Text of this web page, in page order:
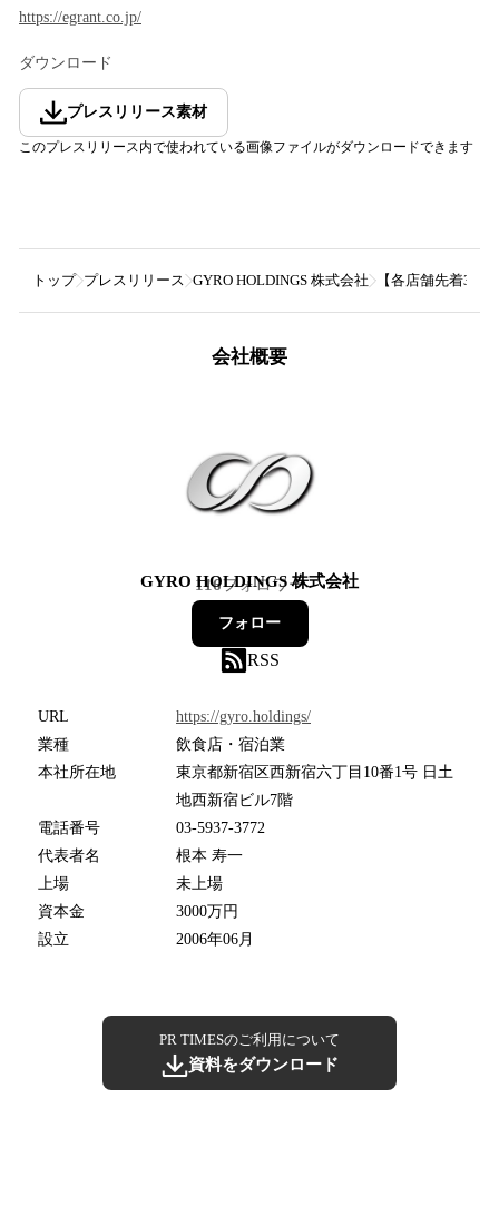
https://egrant.co.jp/
ダウンロード
プレスリリース素材
このプレスリリース内で使われている画像ファイルがダウンロードできます
トップ プレスリリース GYRO HOLDINGS 株式会社 【各店舗先着300
会社概要
GYRO HOLDINGS 株式会社
116フォロワー
フォロー
RSS
URL
https://gyro.holdings/
業種
飲食店・宿泊業
本社所在地
東京都新宿区西新宿六丁目10番1号 日土
地西新宿ビル7階
電話番号
03-5937-3772
代表者名
根本 寿一
上場
未上場
資本金
3000万円
設立
2006年06月
PR TIMESのご利用について
資料をダウンロード